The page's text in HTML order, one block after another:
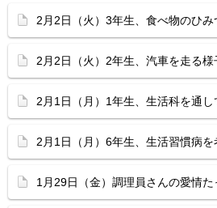
2月2日（火）3年生、食べ物のひみ
2月2日（火）2年生、汽車を走る
2月1日（月）1年生、生活科を通
2月1日（月）6年生、生活習慣病
1月29日（金）調理員さんの愛情